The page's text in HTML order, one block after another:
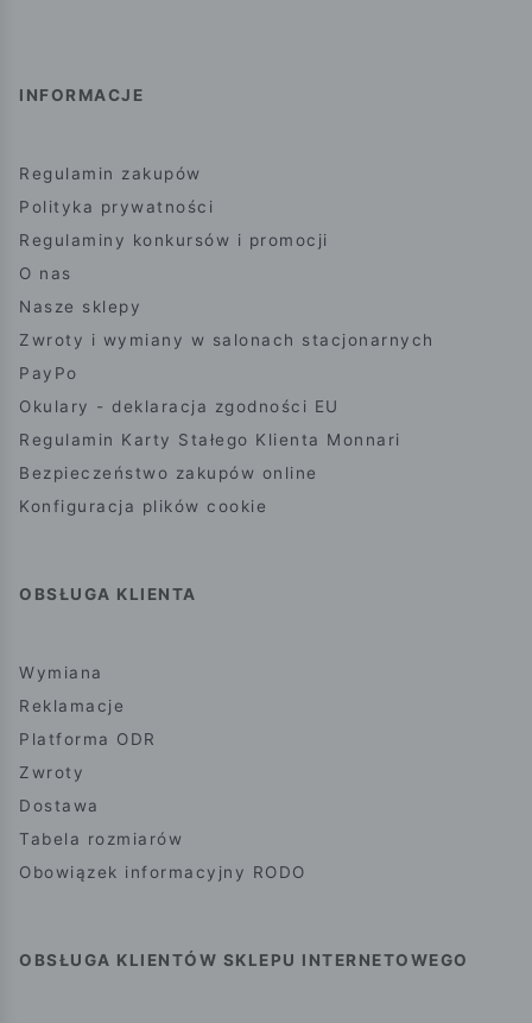
INFORMACJE
Regulamin zakupów
Polityka prywatności
Regulaminy konkursów i promocji
O nas
Nasze sklepy
Zwroty i wymiany w salonach stacjonarnych
PayPo
Okulary - deklaracja zgodności EU
Regulamin Karty Stałego Klienta Monnari
Bezpieczeństwo zakupów online
Konfiguracja plików cookie
OBSŁUGA KLIENTA
Wymiana
Reklamacje
Platforma ODR
Zwroty
Dostawa
Tabela rozmiarów
Obowiązek informacyjny RODO
OBSŁUGA KLIENTÓW SKLEPU INTERNETOWEGO